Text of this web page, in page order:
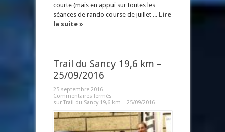
courte (mais en appui sur toutes les
séances de rando course de juillet ... Lire
la suite »
Trail du Sancy 19,6 km –
25/09/2016
25 septembre 2016
Commentaires fermés
sur Trail du Sancy 19,6 km – 25/09/2016